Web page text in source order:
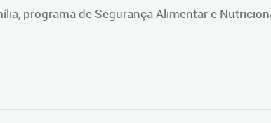
programa de Segurança Alimentar e